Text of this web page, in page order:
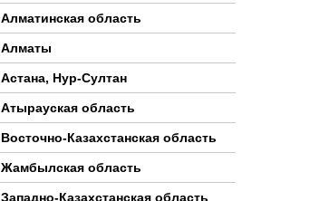
Алматинская область
Алматы
Астана, Нур-Султан
Атырауская область
Восточно-Казахстанская область
Жамбылская область
Западно-Казахстанская область